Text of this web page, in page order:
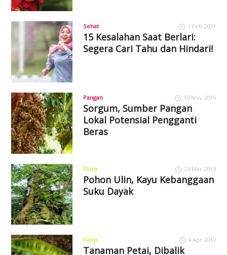
Sehat 1 Feb 2021
15 Kesalahan Saat Berlari:
Segera Cari Tahu dan Hindari!
Pangan 10 Nov 2015
Sorgum, Sumber Pangan
Lokal Potensial Pengganti
Beras
Flora 23 Mar 2018
Pohon Ulin, Kayu Kebanggaan
Suku Dayak
Flora 4 Apr 2017
Tanaman Petai, Dibalik